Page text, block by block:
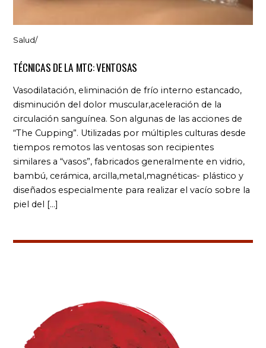
Salud/
TÉCNICAS DE LA MTC: VENTOSAS
Vasodilatación, eliminación de frío interno estancado,
disminución del dolor muscular,aceleración de la
circulación sanguínea. Son algunas de las acciones de
“The Cupping”. Utilizadas por múltiples culturas desde
tiempos remotos las ventosas son recipientes
similares a “vasos”, fabricados generalmente en vidrio,
bambú, cerámica, arcilla,metal,magnéticas- plástico y
diseñados especialmente para realizar el vacío sobre la
piel del […]